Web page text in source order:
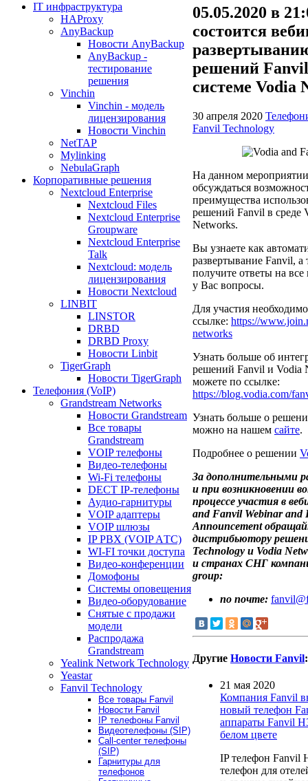
IT инфраструктура
HAProxy
AnyBackup
Новости AnyBackup
AnyBackup -
тестирование
решения
Vinchin
Vinchin - модель
лицензирования
Новости Vinchin
NetTAP
Mylinking
NebulaGraph
Корпоративные решения
Nextcloud Enterprise
Nextcloud Files
Nextcloud Enterprise
Groupware
Nextcloud Enterprise
Talk
Nextcloud: модель
лицензирования
Новости Nextcloud
LINBIT
LINSTOR
DRBD
DRBD Proxy
Новости Linbit
TigerGraph
Новости TigerGraph
Телефония (VoIP)
Grandstream Networks
Новости Grandstream
Все товары
Grandstream
VOIP телефоны
Видео-телефоны
Wi-Fi телефоны
DECT IP-телефоны
Аудио-гарнитуры
VOIP адаптеры
VOIP шлюзы
IP PBX (VOIP AТС)
WI-FI точки доступа
Видео-конференции
Домофоны
Системы оповещения
Видео-оборудование
Снятые с продажи
модели
Распродажа
Grandstream
Yealink Network Technology
Yeastar
Fanvil Technology
Все товары Fanvil
Новости Fanvil
IP телефоны Fanvil
Видеотелефоны (SIP)
Call-center телефоны
(SIP)
Гарнитуры для
телефонов
05.05.2020 в
состоится
решений
системе Vodia
30 апреля 2020
Fanvil Technology
На данном
обсуждаться
преимущества
решений Fanvil в среде
Networks.
Вы узнаете как
развертывание Fanvil, а
получите ответы на
у Вас вопросы.
Для участия
ссылке: https://
networks
Узнать больше об
решений Fanvil и Vodia
можете по ссылке:
https://blog.vodia.com/
Узнать больше о
можно на нашем сайте.
Подробнее о решении
За дополнительными
и при возникновении
процессе участия в
and Fanvil Webinar and
Announcement
дистрибьютору
Technology и Vodia
и странах СНГ
group:
по почте:
Другие Новости Fanvil:
21 мая 2020
Компания Fanvil
новый телефон
аппараты Fanvil
белом цвете
IP телефон Fanvil
телефон для